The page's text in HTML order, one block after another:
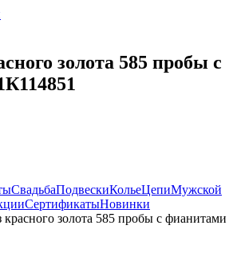
золота 585 пробы с
СвадьбаПодвескиКольеЦепиМужской
СертификатыНовинки
красного золота 585 пробы с фианитами